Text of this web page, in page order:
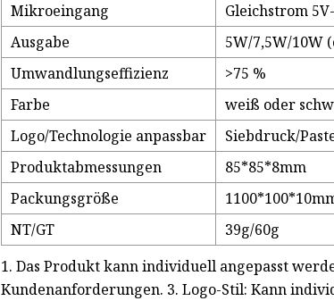
Mikroeingang
Gleichstrom
Ausgabe
5W/7,5W/10W
Umwandlungseffizienz
>75 %
Farbe
weiß oder
Logo/Technologie anpassbar
Siebdruck/
Produktabmessungen
85*85*8mm
Packungsgröße
NT/GT
39g/60g
1. Das Produkt kann individuell angepasst
Kundenanforderungen. 3. Logo-Stil: Kann